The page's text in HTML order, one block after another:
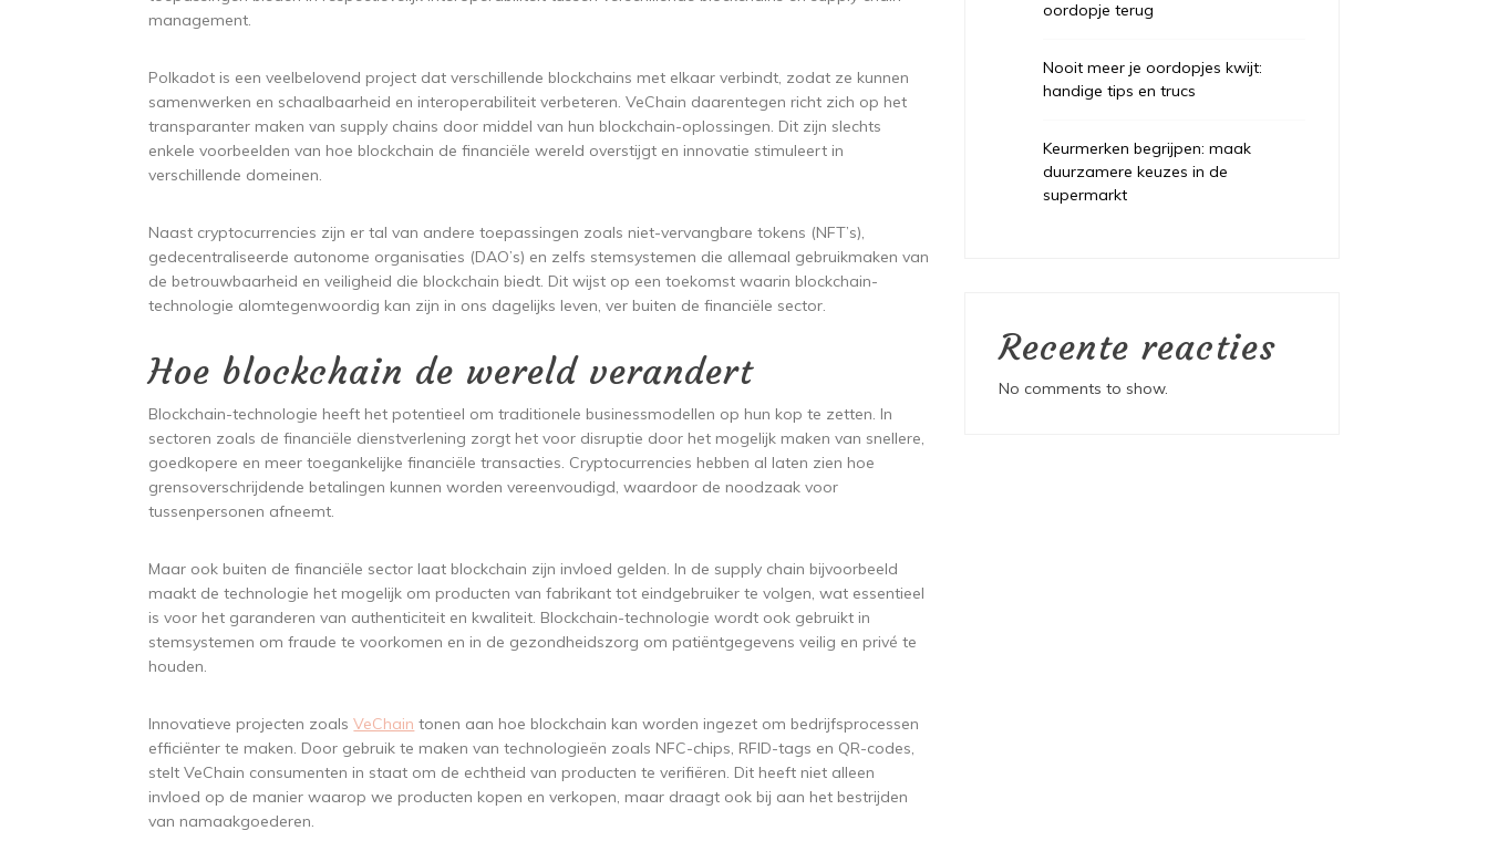
management.
Polkadot is een veelbelovend project dat verschillende blockchains met elkaar verbindt, zodat ze kunnen
samenwerken en schaalbaarheid en interoperabiliteit verbeteren. VeChain daarentegen richt zich op het
transparanter maken van supply chains door middel van hun blockchain-oplossingen. Dit zijn slechts
enkele voorbeelden van hoe blockchain de financiële wereld overstijgt en innovatie stimuleert in
verschillende domeinen.
Naast cryptocurrencies zijn er tal van andere toepassingen zoals niet-vervangbare tokens (NFT’s),
gedecentraliseerde autonome organisaties (DAO’s) en zelfs stemsystemen die allemaal gebruikmaken van
de betrouwbaarheid en veiligheid die blockchain biedt. Dit wijst op een toekomst waarin blockchain-
technologie alomtegenwoordig kan zijn in ons dagelijks leven, ver buiten de financiële sector.
Hoe blockchain de wereld verandert
Blockchain-technologie heeft het potentieel om traditionele businessmodellen op hun kop te zetten. In
sectoren zoals de financiële dienstverlening zorgt het voor disruptie door het mogelijk maken van snellere,
goedkopere en meer toegankelijke financiële transacties. Cryptocurrencies hebben al laten zien hoe
grensoverschrijdende betalingen kunnen worden vereenvoudigd, waardoor de noodzaak voor
tussenpersonen afneemt.
Maar ook buiten de financiële sector laat blockchain zijn invloed gelden. In de supply chain bijvoorbeeld
maakt de technologie het mogelijk om producten van fabrikant tot eindgebruiker te volgen, wat essentieel
is voor het garanderen van authenticiteit en kwaliteit. Blockchain-technologie wordt ook gebruikt in
stemsystemen om fraude te voorkomen en in de gezondheidszorg om patiëntgegevens veilig en privé te
houden.
Innovatieve projecten zoalsVeChain tonen aan hoe blockchain kan worden ingezet om bedrijfsprocessen
efficiënter te maken. Door gebruik te maken van technologieën zoals NFC-chips, RFID-tags en QR-codes,
stelt VeChain consumenten in staat om de echtheid van producten te verifiëren. Dit heeft niet alleen
invloed op de manier waarop we producten kopen en verkopen, maar draagt ook bij aan het bestrijden
van namaakgoederen.
oordopje terug
Nooit meer je oordopjes kwijt:
handige tips en trucs
Keurmerken begrijpen: maak
duurzamere keuzes in de
supermarkt
Recente reacties
No comments to show.